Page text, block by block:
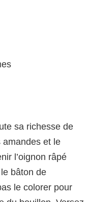
sa richesse de
amandes et le
l’oignon râpé
bâton de
le colorer pour